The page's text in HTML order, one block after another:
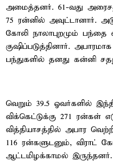
அமைத்தனர். 61-வது
75 ரன்னில் அவுட்டானார்.
கோலி நாலாபுறமும் பந்தை
குஷிப்படுத்தினார்.
பந்துகளில் தனது கன்னி
வெறும் 39.5 ஓவர்களில்
விக்கெட்டுக்கு 271 ரன்கள்
வித்தியாசத்தில் அபார
116 ரன்களுடனும், விராட்
ஆட்டமிழக்காமல்